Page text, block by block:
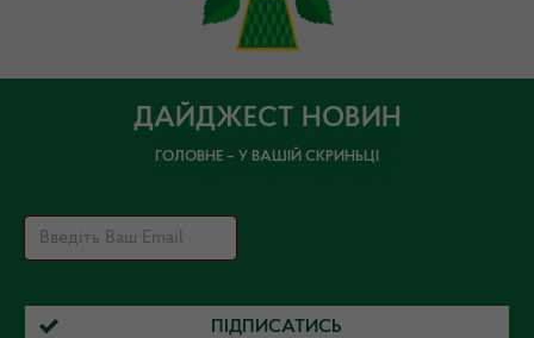
ДАЙДЖЕСТ НОВИН
ГОЛОВНЕ – У ВАШІЙ СКРИНЬЦІ
ПІДПИСАТИСЬ